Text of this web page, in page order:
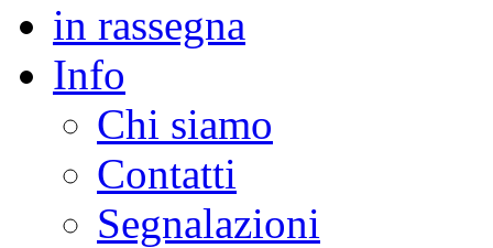
in rassegna
Info
Chi siamo
Contatti
Segnalazioni